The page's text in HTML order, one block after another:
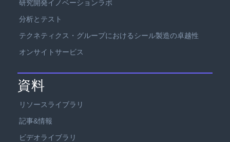
研究開発イノベーションラボ
分析とテスト
テクネティクス・グループにおけるシール製造の卓越性
オンサイトサービス
資料
リソースライブラリ
記事&情報
ビデオライブラリ